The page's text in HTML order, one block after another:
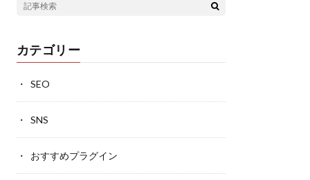
カテゴリー
SEO
SNS
おすすめプラグイン